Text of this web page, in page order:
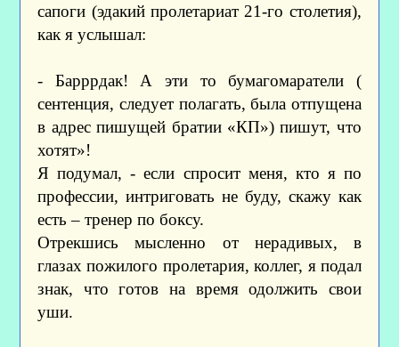
сапоги (эдакий пролетариат 21-го столетия),
как я услышал:
- Барррдак! А эти то бумагомаратели (
сентенция, следует полагать, была отпущена
в адрес пишущей братии «КП») пишут, что
хотят»!
Я подумал, - если спросит меня, кто я по
профессии, интриговать не буду, скажу как
есть – тренер по боксу.
Отрекшись мысленно от нерадивых, в
глазах пожилого пролетария, коллег, я подал
знак, что готов на время одолжить свои
уши.